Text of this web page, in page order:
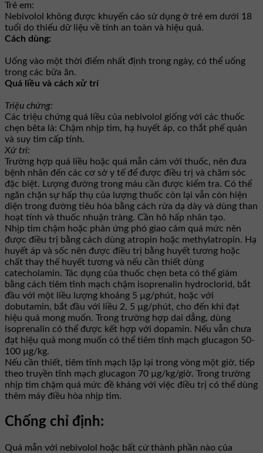
Trẻ em:
Nebivolol không được khuyến cáo sử dụng ở trẻ em dưới 18
tuổi do thiếu dữ liệu về tính an toàn và hiệu quả.
Cách dùng:
Uống vào một thời điểm nhất định trong ngày, có thể uống
trong các bữa ăn.
Quá liều và cách xử trí
Triệu chứng:
Các triệu chứng quá liều của nebivolol giống với các thuốc
chẹn bêta là: Chậm nhịp tim, hạ huyết áp, co thắt phế quản
và suy tim cấp tính.
Xử trí:
Trường hợp quá liều hoặc quá mẫn cảm với thuốc, nên đưa
bệnh nhân đến các cơ sở y tế để được điều trị và chăm sóc
đặc biệt. Lượng đường trong máu cần được kiểm tra. Có thể
ngăn chặn sự hấp thụ của lượng thuốc còn lại vẫn còn hiện
diện trong đường tiêu hóa bằng cách rửa dạ dày và dùng than
hoạt tính và thuốc nhuận tràng. Cần hô hấp nhân tạo.
Nhịp tim chậm hoặc phản ứng phó giao cảm quá mức nên
được điều trị bằng cách dùng atropin hoặc methylatropin. Hạ
huyết áp và sốc nên được điều trị bằng huyết tương hoặc
chất thay thế huyết tương và nếu cần thiết dùng
catecholamin. Tác dụng của thuốc chẹn beta có thể giảm
bằng cách tiêm tĩnh mạch chậm isoprenalin hydroclorid, bắt
đầu với một liều lượng khoảng 5 µg/phút, hoặc với
dobutamin, bắt đầu với liều 2, 5 µg/phút, cho đến khi đạt
hiệu quả mong muốn. Trong trường hợp dai dẳng, dùng
isoprenalin có thể được kết hợp với dopamin. Nếu vẫn chưa
đạt hiệu quả mong muốn có thể tiêm tĩnh mạch glucagon 50-
100 µg/kg.
Nếu cần thiết, tiêm tĩnh mạch lặp lại trong vòng một giờ, tiếp
theo truyền tĩnh mạch glucagon 70 µg/kg/giờ. Trong trường
nhịp tim chậm quá mức đề kháng với việc điều trị có thể dùng
thêm máy điều hòa nhịp tim.
Chống chỉ định:
Quá mẫn với nebivolol hoặc bất cứ thành phần nào của